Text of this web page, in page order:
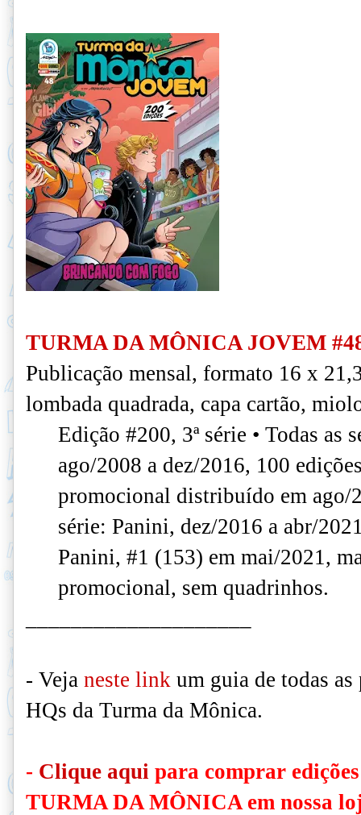
TURMA DA MÔNICA JOVEM
Publicação mensal, formato 16 x
lombada quadrada, capa cartão,
Edição #200, 3ª série • Todas as
ago/2008 a dez/2016, 100
promocional distribuído em ago/
série: Panini, dez/2016 a abr/
Panini, #1 (153) em mai/2021,
promocional, sem quadrinhos.
- Veja neste link um guia de todas
HQs da Turma da Mônica.
- Clique aqui para comprar
TURMA DA MÔNICA em nossa